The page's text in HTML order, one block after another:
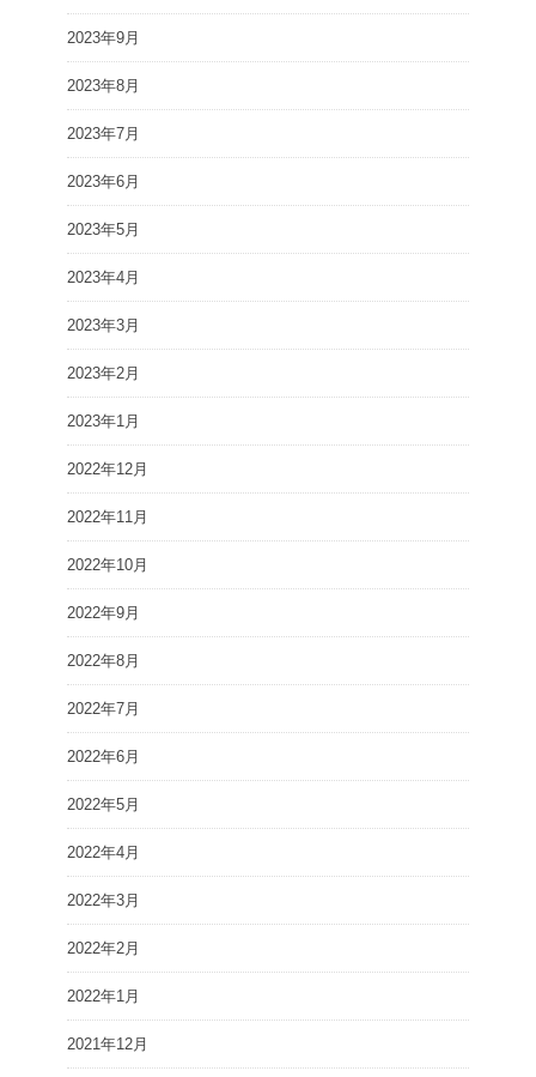
2023年9月
2023年8月
2023年7月
2023年6月
2023年5月
2023年4月
2023年3月
2023年2月
2023年1月
2022年12月
2022年11月
2022年10月
2022年9月
2022年8月
2022年7月
2022年6月
2022年5月
2022年4月
2022年3月
2022年2月
2022年1月
2021年12月